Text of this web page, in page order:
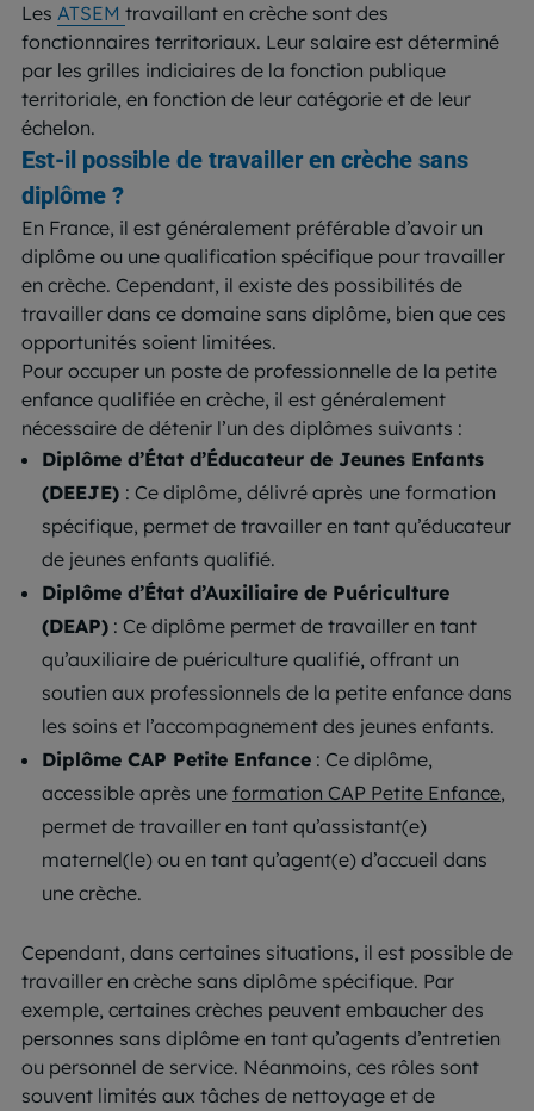
Les ATSEM travaillant en crèche sont des
fonctionnaires territoriaux. Leur salaire est déterminé
par les grilles indiciaires de la fonction publique
territoriale, en fonction de leur catégorie et de leur
échelon.
Est-il possible de travailler en crèche sans
diplôme ?
En France, il est généralement préférable d’avoir un
diplôme ou une qualification spécifique pour travailler
en crèche. Cependant, il existe des possibilités de
travailler dans ce domaine sans diplôme, bien que ces
opportunités soient limitées.
Pour occuper un poste de professionnelle de la petite
enfance qualifiée en crèche, il est généralement
nécessaire de détenir l’un des diplômes suivants :
Diplôme d’État d’Éducateur de Jeunes Enfants
(DEEJE) : Ce diplôme, délivré après une formation
spécifique, permet de travailler en tant qu’éducateur
de jeunes enfants qualifié.
Diplôme d’État d’Auxiliaire de Puériculture
(DEAP) : Ce diplôme permet de travailler en tant
qu’auxiliaire de puériculture qualifié, offrant un
soutien aux professionnels de la petite enfance dans
les soins et l’accompagnement des jeunes enfants.
Diplôme CAP Petite Enfance : Ce diplôme,
accessible après une formation CAP Petite Enfance,
permet de travailler en tant qu’assistant(e)
maternel(le) ou en tant qu’agent(e) d’accueil dans
une crèche.
Cependant, dans certaines situations, il est possible de
travailler en crèche sans diplôme spécifique. Par
exemple, certaines crèches peuvent embaucher des
personnes sans diplôme en tant qu’agents d’entretien
ou personnel de service. Néanmoins, ces rôles sont
souvent limités aux tâches de nettoyage et de